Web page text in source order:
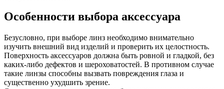
Особенности выбора аксессуара
Безусловно, при выборе линз необходимо внимательно
изучить внешний вид изделий и проверить их целостность.
Поверхность аксессуаров должна быть ровной и гладкой, без
каких-либо дефектов и шероховатостей. В противном случае
такие линзы способны вызвать повреждения глаза и
существенно ухудшить зрение.